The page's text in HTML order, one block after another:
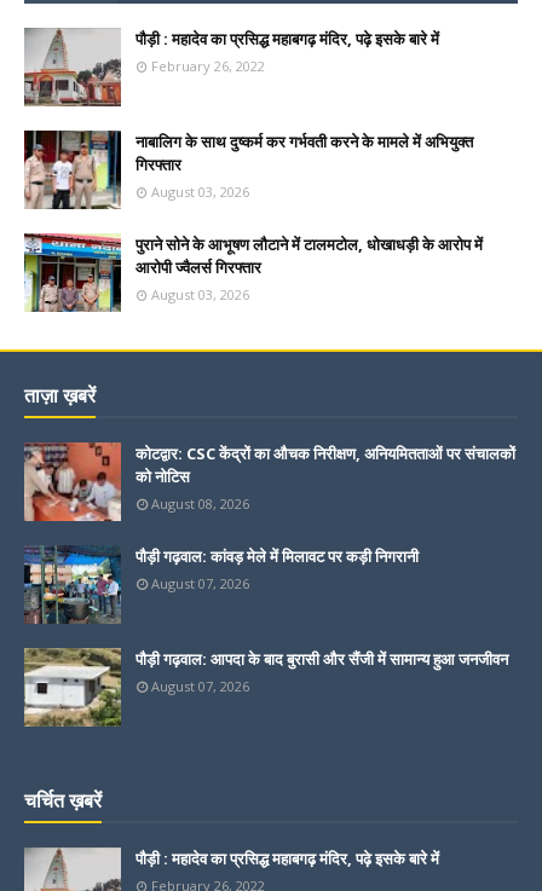
पौड़ी : महादेव का प्रसिद्ध महाबगढ़ मंदिर, पढ़े इसके बारे में
February 26, 2022
नाबालिग के साथ दुष्कर्म कर गर्भवती करने के मामले में अभियुक्त
गिरफ्तार
August 03, 2026
पुराने सोने के आभूषण लौटाने में टालमटोल, धोखाधड़ी के आरोप में
आरोपी ज्वैलर्स गिरफ्तार
August 03, 2026
ताज़ा ख़बरें
कोटद्वार: CSC केंद्रों का औचक निरीक्षण, अनियमितताओं पर संचालकों
को नोटिस
August 08, 2026
पौड़ी गढ़वाल: कांवड़ मेले में मिलावट पर कड़ी निगरानी
August 07, 2026
पौड़ी गढ़वाल: आपदा के बाद बुरासी और सैंजी में सामान्य हुआ जनजीवन
August 07, 2026
चर्चित ख़बरें
पौड़ी : महादेव का प्रसिद्ध महाबगढ़ मंदिर, पढ़े इसके बारे में
February 26, 2022